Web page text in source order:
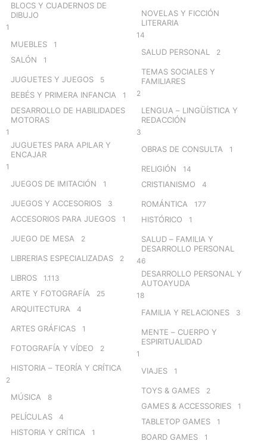
BLOCS Y CUADERNOS DE
DIBUJO
1
MUEBLES 1
SALÓN 1
JUGUETES Y JUEGOS 5
BEBÉS Y PRIMERA INFANCIA 1
DESARROLLO DE HABILIDADES
MOTORAS
1
JUGUETES PARA APILAR Y
ENCAJAR
1
JUEGOS DE IMITACIÓN 1
JUEGOS Y ACCESORIOS 3
ACCESORIOS PARA JUEGOS 1
JUEGO DE MESA 2
LIBRERIAS ESPECIALIZADAS 2
LIBROS 1.113
ARTE Y FOTOGRAFÍA 25
ARQUITECTURA 4
ARTES GRÁFICAS 1
FOTOGRAFÍA Y VÍDEO 2
HISTORIA – TEORÍA Y CRÍTICA
2
MÚSICA 8
PELÍCULAS 4
HISTORIA Y CRÍTICA 1
NOVELAS Y FICCIÓN
LITERARIA
14
SALUD PERSONAL 2
TEMAS SOCIALES Y
FAMILIARES
2
LENGUA – LINGÜÍSTICA Y
REDACCIÓN
3
OBRAS DE CONSULTA 1
RELIGIÓN 14
CRISTIANISMO 4
ROMÁNTICA 177
HISTÓRICO 1
SALUD – FAMILIA Y
DESARROLLO PERSONAL
46
DESARROLLO PERSONAL Y
AUTOAYUDA
18
FAMILIA Y RELACIONES 3
MENTE – CUERPO Y
ESPIRITUALIDAD
1
VIAJES 1
TOYS & GAMES 2
GAMES & ACCESSORIES 1
TABLETOP GAMES 1
BOARD GAMES 1